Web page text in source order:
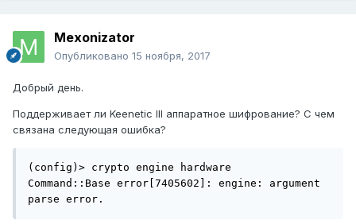
Mexonizator
Опубликовано 15 ноября, 2017
Добрый день.
Поддерживает ли Keenetic III аппаратное шифрование? С чем
связана следующая ошибка?
(config)> crypto engine hardware
Command::Base error[7405602]: engine: argument
parse error.